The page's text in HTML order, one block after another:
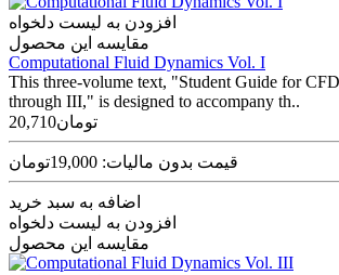
افزودن به لیست دلخواه
مقایسه این محصول
Computational Fluid Dynamics Vol. I
This three-volume text, "Student Guide for
through III," is designed to accompany th..
20,710تومان
قیمت بدون مالیات: 19,000تومان
اضافه به سبد خرید
افزودن به لیست دلخواه
مقایسه این محصول